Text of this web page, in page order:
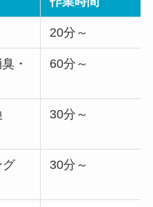
20分～
・
60分～
30分～
グ 30分～